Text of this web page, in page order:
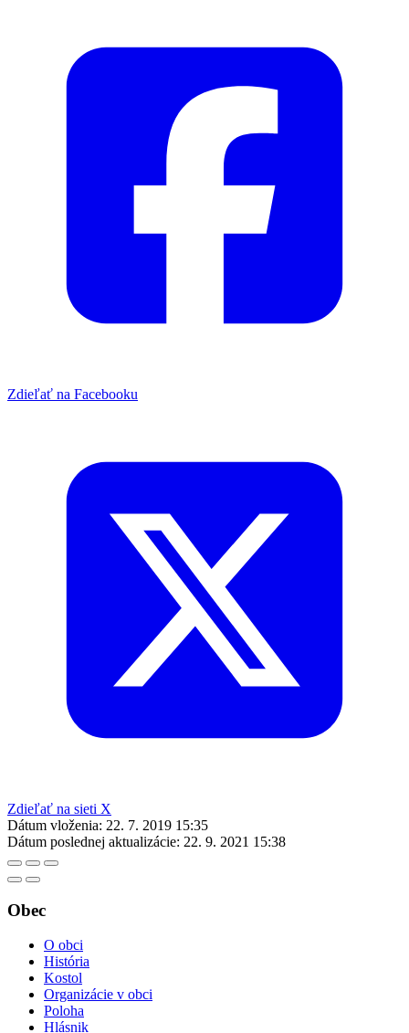
Zdieľať na Facebooku
Zdieľať na sieti X
Dátum vloženia: 22. 7. 2019 15:35
Dátum poslednej aktualizácie: 22. 9. 2021 15:38
Obec
O obci
História
Kostol
Organizácie v obci
Poloha
Hlásnik